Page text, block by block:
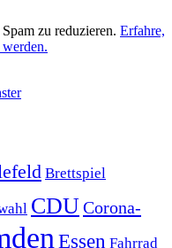
zu reduzieren. Erfahre,
Brettspiel
CDUCorona-
Essen Fahrrad